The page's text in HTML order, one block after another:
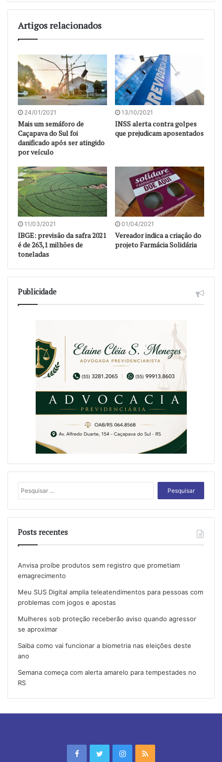
Artigos relacionados
24/01/2021
Mais um semáforo de
Caçapava do Sul foi
danificado após ser atingido
por veículo
13/10/2021
INSS alerta contra golpes
que prejudicam aposentados
11/03/2021
IBGE: previsão da safra 2021
é de 263,1 milhões de
toneladas
01/04/2021
Vereador indica a criação do
projeto Farmácia Solidária
Publicidade
Pesquisar
por:
Posts recentes
Anvisa proíbe produtos sem registro que prometiam
emagrecimento
Meu SUS Digital amplia teleatendimentos para pessoas com
problemas com jogos e apostas
Mulheres sob proteção receberão aviso quando agressor
se aproximar
Saiba como vai funcionar a biometria nas eleições deste
ano
Semana começa com alerta amarelo para tempestades no
RS